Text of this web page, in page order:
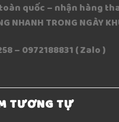
toàn quốc – nhận hàng
NHANH TRONG NGÀY
– 0972188831 ( Zalo )
TƯƠNG TỰ